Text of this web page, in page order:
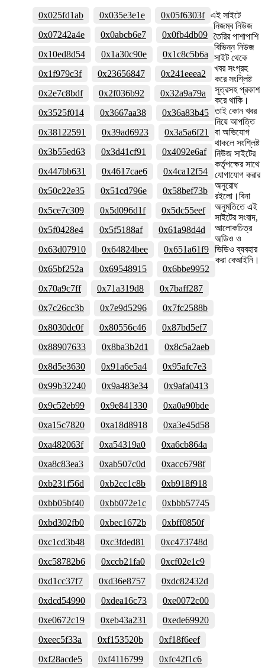
0x025fd1ab 0x035e3e1e
0x05f6303f
0x07242a4e
0x0abcb6e7
0x0fb4db09
0x10ed8d54
0x1a30c90e
0x1c8c5b6a
0x1f979c3f
0x23656847
0x241eeea2
0x2e7c8bdf
0x2f036b92
0x32a9a79a
0x3525f014
0x3667aa38
0x36a83b45
0x38122591
0x39ad6923
0x3a5a6f21
0x3b55ed63
0x3d41cf91
0x4092e6af
0x447bb631
0x4617cae6
0x4ca12f54
0x50c22e35
0x51cd796e
0x58bef73b
0x5ce7c309
0x5d096d1f
0x5dc55eef
0x5f0428e4
0x5f5188af
0x61a98d4d
0x63d07910
0x64824bee
0x651a61f9
0x65bf252a
0x69548915
0x6bbe9952
0x70a9c7ff
0x71a319d8
0x7baff287
0x7c26cc3b
0x7e9d5296
0x7fc2588b
0x8030dc0f
0x80556c46
0x87bd5ef7
0x88907633
0x8ba3b2d1
0x8c5a2aeb
0x8d5e3630
0x91a6e5a4
0x95afc7e3
0x99b32240
0x9a483e34
0x9afa0413
0x9c52eb99
0x9e841330
0xa0a90bde
0xa15c7820
0xa18d8918
0xa3e45d58
0xa482063f
0xa54319a0
0xa6cb864a
0xa8c83ea3
0xab507c0d
0xacc6798f
0xb231f56d
0xb2cc1c8b
0xb918f918
0xbb05bf40
0xbb072e1c
0xbbb57745
0xbd302fb0
0xbec1672b
0xbff0850f
0xc1cd3b48
0xc3fded81
0xc473748d
0xc58782b6
0xccb21fa0
0xcf02e1c9
0xd1cc37f7
0xd36e8757
0xdc82432d
0xdcd54990
0xdea16c73
0xe0072c00
0xe0672c19
0xeb43a231
0xede69920
0xeec5f33a
0xf153520b
0xf18f6eef
0xf28acde5
0xf4116799
0xfc42f1c6
এই সাইটে
নিজম্ব নিউজ
তৈরির পাশাপাশি
বিভিন্ন নিউজ
সাইট থেকে
খবর সংগ্রহ
করে সংশ্লিষ্ট
সূত্রসহ প্রকাশ
করে থাকি।
তাই কোন খবর
নিয়ে আপত্তি
বা অভিযোগ
থাকলে সংশ্লিষ্ট
নিউজ সাইটের
কর্তৃপক্ষের সাথে
যোগাযোগ করার
অনুরোধ
রইলো।বিনা
অনুমতিতে এই
সাইটের সংবাদ,
আলোকচিত্র
অডিও ও
ভিডিও ব্যবহার
করা বেআইনি।